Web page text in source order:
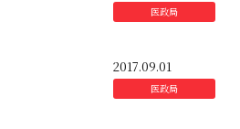
2017.09.01